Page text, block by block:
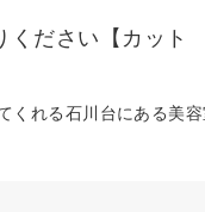
ください【カ
くれる石川台にある